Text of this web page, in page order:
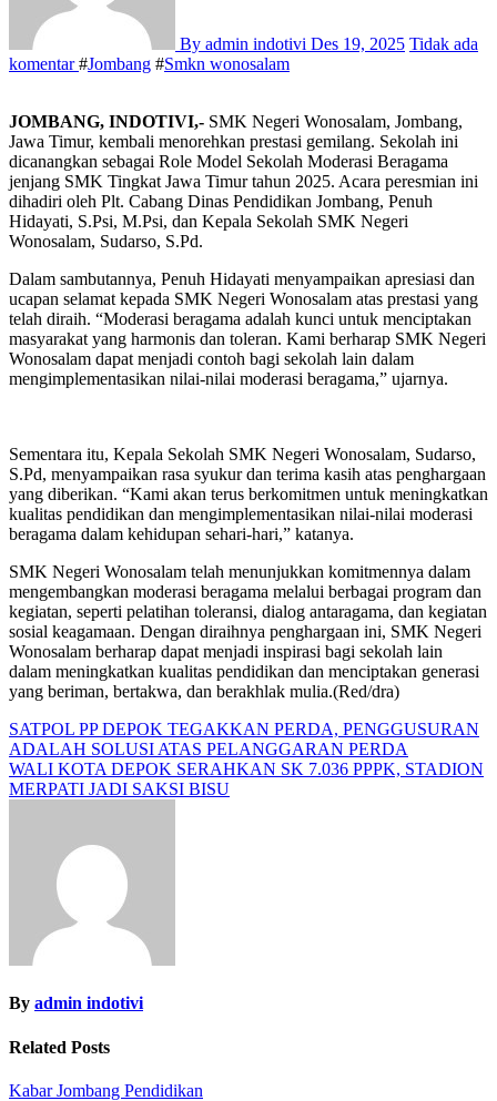
By admin indotivi Des 19, 2025 Tidak ada
komentar#Jombang #Smkn wonosalam
JOMBANG, INDOTIVI,- SMK Negeri Wonosalam, Jombang,
Jawa Timur, kembali menorehkan prestasi gemilang. Sekolah ini
dicanangkan sebagai Role Model Sekolah Moderasi Beragama
jenjang SMK Tingkat Jawa Timur tahun 2025. Acara peresmian ini
dihadiri oleh Plt. Cabang Dinas Pendidikan Jombang, Penuh
Hidayati, S.Psi, M.Psi, dan Kepala Sekolah SMK Negeri
Wonosalam, Sudarso, S.Pd.
Dalam sambutannya, Penuh Hidayati menyampaikan apresiasi dan
ucapan selamat kepada SMK Negeri Wonosalam atas prestasi yang
telah diraih. “Moderasi beragama adalah kunci untuk menciptakan
masyarakat yang harmonis dan toleran. Kami berharap SMK Negeri
Wonosalam dapat menjadi contoh bagi sekolah lain dalam
mengimplementasikan nilai-nilai moderasi beragama,” ujarnya.
Sementara itu, Kepala Sekolah SMK Negeri Wonosalam, Sudarso,
S.Pd, menyampaikan rasa syukur dan terima kasih atas penghargaan
yang diberikan. “Kami akan terus berkomitmen untuk meningkatkan
kualitas pendidikan dan mengimplementasikan nilai-nilai moderasi
beragama dalam kehidupan sehari-hari,” katanya.
SMK Negeri Wonosalam telah menunjukkan komitmennya dalam
mengembangkan moderasi beragama melalui berbagai program dan
kegiatan, seperti pelatihan toleransi, dialog antaragama, dan kegiatan
sosial keagamaan. Dengan diraihnya penghargaan ini, SMK Negeri
Wonosalam berharap dapat menjadi inspirasi bagi sekolah lain
dalam meningkatkan kualitas pendidikan dan menciptakan generasi
yang beriman, bertakwa, dan berakhlak mulia.(Red/dra)
Navigasi
pos
SATPOL PP DEPOK TEGAKKAN PERDA, PENGGUSURAN
ADALAH SOLUSI ATAS PELANGGARAN PERDA
WALI KOTA DEPOK SERAHKAN SK 7.036 PPPK, STADION
MERPATI JADI SAKSI BISU
By admin indotivi
Related Posts
Kabar Jombang Pendidikan